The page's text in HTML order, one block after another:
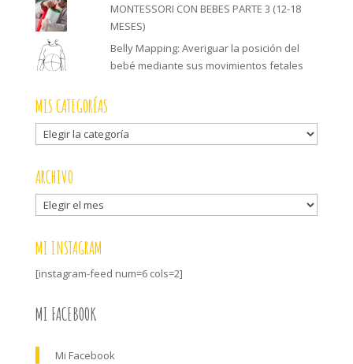
MONTESSORI CON BEBES PARTE 3 (12-18
MESES)
Belly Mapping: Averiguar la posición del
bebé mediante sus movimientos fetales
MIS CATEGORÍAS
Mis
categorías
ARCHIVO
Archivo
MI INSTAGRAM
[instagram-feed num=6 cols=2]
MI FACEBOOK
Mi Facebook